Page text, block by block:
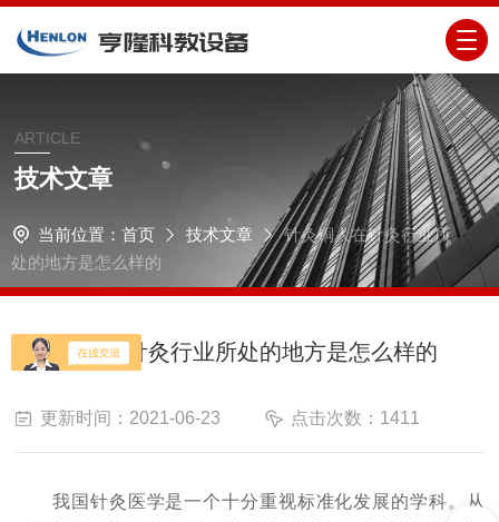
ARTICLE
技术文章
当前位置： 首页 技术文章
针灸铜人在针灸行业所
处的地方是怎么样的
针灸铜人在针灸行业所处的地方是怎么样的
更新时间：2021-06-23 点击次数：1411
我国针灸医学是一个十分重视标准化发展的学科。从